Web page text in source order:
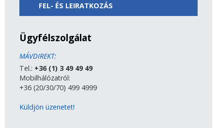
FEL- ÉS LEIRATKOZÁS
Ügyfélszolgálat
MÁVDIREKT:
Tel.: +36 (1) 3 49 49 49
Mobilhálózatról:
+36 (20/30/70) 499 4999
Küldjön üzenetet!